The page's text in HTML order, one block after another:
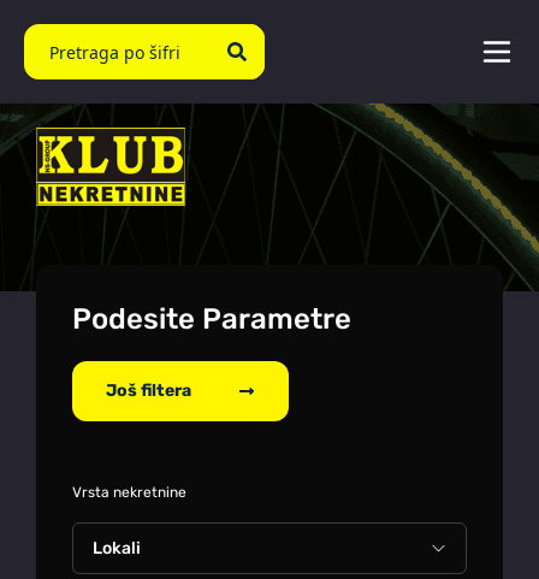
Podesite Parametre
Još filtera
Vrsta nekretnine